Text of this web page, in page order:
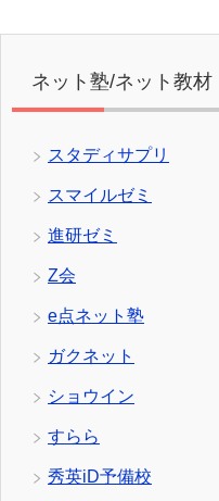
ネット塾/ネット教材
スタディサプリ
スマイルゼミ
進研ゼミ
Z会
e点ネット塾
ガクネット
ショウイン
すらら
秀英iD予備校